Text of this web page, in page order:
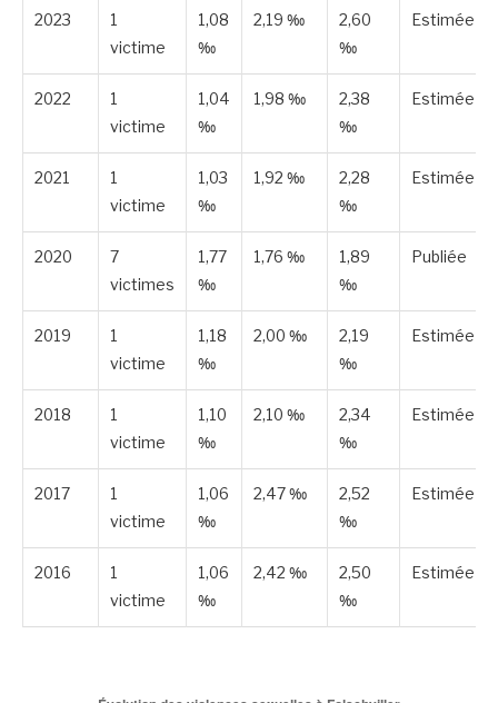
2023
1
victime
1,08
‰
2,19 ‰
2,60
‰
Estimée
2022
1
victime
1,04
‰
1,98 ‰
2,38
‰
Estimée
2021
1
victime
1,03
‰
1,92 ‰
2,28
‰
Estimée
2020
7
victimes
1,77
‰
1,76 ‰
1,89
‰
Publiée
2019
1
victime
1,18
‰
2,00 ‰
2,19
‰
Estimée
2018
1
victime
1,10
‰
2,10 ‰
2,34
‰
Estimée
2017
1
victime
1,06
‰
2,47 ‰
2,52
‰
Estimée
2016
1
victime
1,06
‰
2,42 ‰
2,50
‰
Estimée